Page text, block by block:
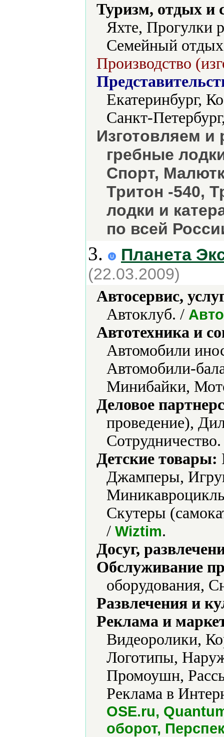
Туризм, отдых и
Яхте, Прогулки
Семейный
Производство
Екатеринбург,
Санкт-
Изготовляем и
гребные
Спорт,
Тритон -540,
лодки и
по всей
3. Планета
(22.03.2009)
Автосервис,
Автоклуб. /
Автотехника и
Автомобили
Автомобили-
Минибайки,
Деловое
проведение),
Сотрудничество.
Детские товары:
Джамперы,
Скутеры
/ Wiztim.
Досуг,
Обслуживание
оборудования,
Развлечения и
Реклама и
Видеоролики,
Логотипы,
Промоушн,
Реклама в
OSE.ru,
оборот,